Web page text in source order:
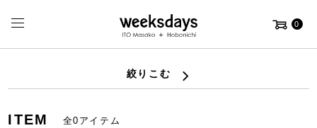
0
絞りこむ
ITEM 全0アイテム